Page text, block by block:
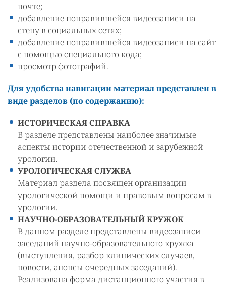
почте;
добавление понравившейся видеозаписи на
стену в социальных сетях;
добавление понравившейся видеозаписи на сайт
с помощью специального кода;
просмотр фотографий.
Для удобства навигации материал представлен в
виде разделов (по содержанию):
ИСТОРИЧЕСКАЯ СПРАВКА
В разделе представлены наиболее значимые
аспекты истории отечественной и зарубежной
урологии.
УРОЛОГИЧЕСКАЯ СЛУЖБА
Материал раздела посвящен организации
урологической помощи и правовым вопросам в
урологии.
НАУЧНО-ОБРАЗОВАТЕЛЬНЫЙ КРУЖОК
В данном разделе представлены видеозаписи
заседаний научно-образовательного кружка
(выступления, разбор клинических случаев,
новости, анонсы очередных заседаний).
Реализована форма дистанционного участия в